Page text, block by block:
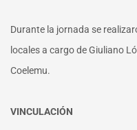
Durante la jornada se
locales a cargo de Giuliano
Coelemu.
VINCULACIÓN